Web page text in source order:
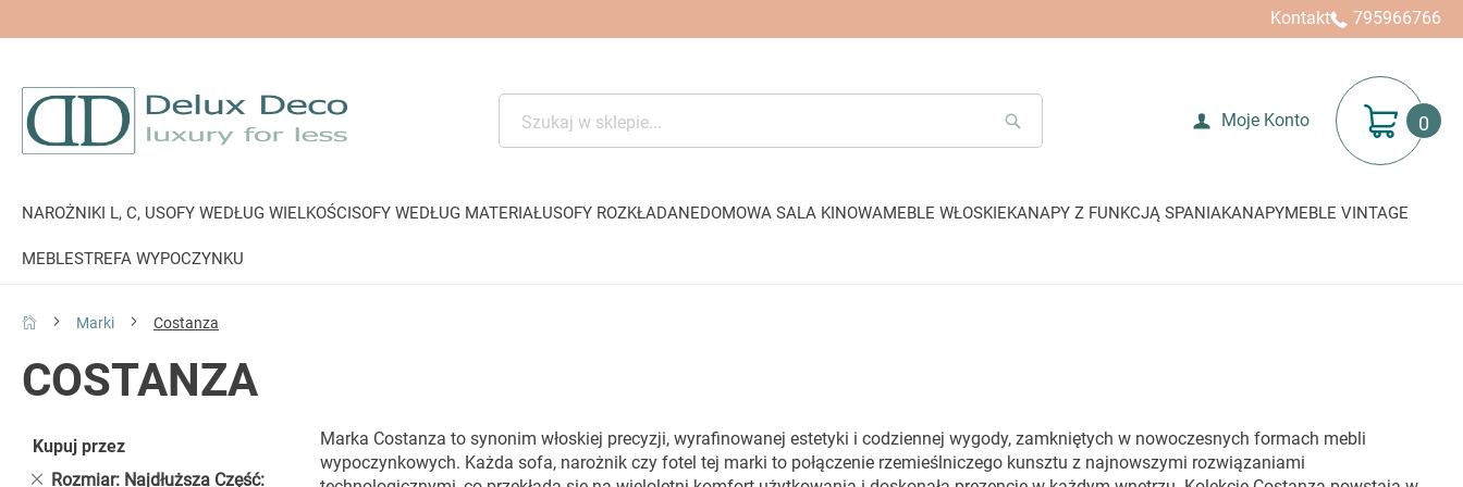
Kontakt 795966766
SEARCH
Moje Konto Mój koszyk
NAROŻNIKI L, C, USOFY WEDŁUG WIELKOŚCISOFY WEDŁUG MATERIAŁUSOFY ROZKŁADANEDOMOWA SALA KINOWAMEBLE WŁOSKIEKANAPY Z FUNKCJĄ SPANIAKANAPYMEBLE VINTAGE
MEBLESTREFA WYPOCZYNKU
Marki Costanza
COSTANZA
Marka Costanza to synonim włoskiej precyzji, wyrafinowanej estetyki i codziennej wygody, zamkniętych w nowoczesnych formach mebli
wypoczynkowych. Każda sofa, narożnik czy fotel tej marki to połączenie rzemieślniczego kunsztu z najnowszymi rozwiązaniami
Kupuj przez
Rozmiar: Najdłuższa Część
Usuń